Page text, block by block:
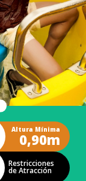
Altura Mínima
0,90m
Restricciones
de Atracción